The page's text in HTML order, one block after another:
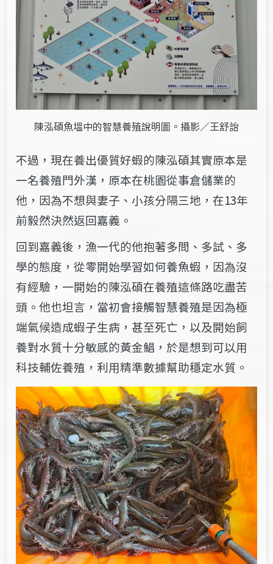
陳泓碩魚塭中的智慧養殖說明圖。攝影／王舒詒
不過，現在養出優質好蝦的陳泓碩其實原本是
一名養殖門外漢，原本在桃園從事倉儲業的
他，因為不想與妻子、小孩分隔三地，在13年
前毅然決然返回嘉義。
回到嘉義後，漁一代的他抱著多問、多試、多
學的態度，從零開始學習如何養魚蝦，因為沒
有經驗，一開始的陳泓碩在養殖這條路吃盡苦
頭。他也坦言，當初會接觸智慧養殖是因為極
端氣候造成蝦子生病，甚至死亡，以及開始飼
養對水質十分敏感的黃金鯧，於是想到可以用
科技輔佐養殖，利用精準數據幫助穩定水質。